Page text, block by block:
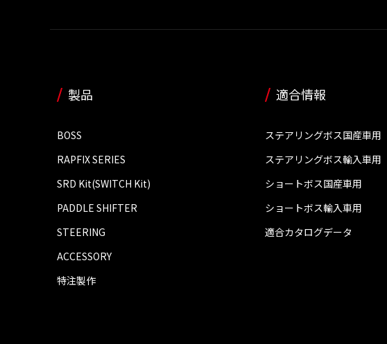
製品
BOSS
RAPFIX SERIES
SRD Kit(SWITCH Kit)
PADDLE SHIFTER
STEERING
ACCESSORY
特注製作
適合情報
ステアリングボス国産車用
ステアリングボス輸入車用
ショートボス国産車用
ショートボス輸入車用
適合カタログデータ